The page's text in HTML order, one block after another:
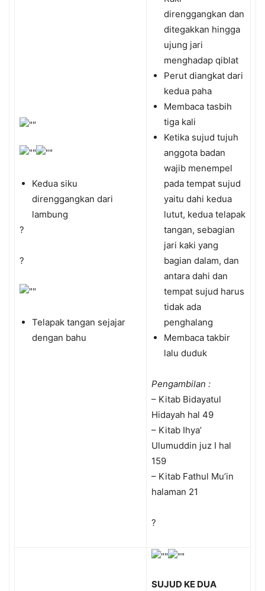
Kedua siku
direnggangkan dari
lambung
?
?
Telapak tangan sejajar
dengan bahu
direnggangkan dan
ditegakkan hingga
ujung jari
menghadap qiblat
Perut diangkat dari
kedua paha
Membaca tasbih
tiga kali
Ketika sujud tujuh
anggota badan
wajib menempel
pada tempat sujud
yaitu dahi kedua
lutut, kedua telapak
tangan, sebagian
jari kaki yang
bagian dalam, dan
antara dahi dan
tempat sujud harus
tidak ada
penghalang
Membaca takbir
lalu duduk
Pengambilan :
– Kitab Bidayatul
Hidayah hal 49
– Kitab Ihya’
Ulumuddin juz I hal
159
– Kitab Fathul Mu’in
halaman 21
?
SUJUD KE DUA